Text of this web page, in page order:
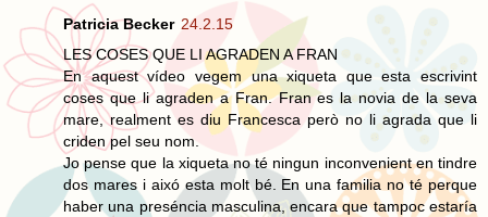
Patricia Becker 24.2.15
LES COSES QUE LI AGRADEN A FRAN
En aquest vídeo vegem una xiqueta que esta escrivint
coses que li agraden a Fran. Fran es la novia de la seva
mare, realment es diu Francesca però no li agrada que li
criden pel seu nom.
Jo pense que la xiqueta no té ningun inconvenient en tindre
dos mares i aixó esta molt bé. En una familia no té perque
haber una preséncia masculina, encara que tampoc estaría